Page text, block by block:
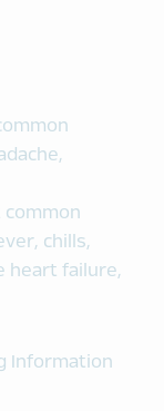
common
chills,
heart failure,
Information